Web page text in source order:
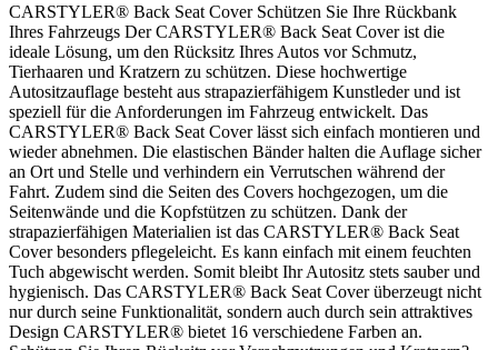
CARSTYLER® Back Seat Cover Schützen Sie Ihre Rückbank
Ihres Fahrzeugs Der CARSTYLER® Back Seat Cover ist die
ideale Lösung, um den Rücksitz Ihres Autos vor Schmutz,
Tierhaaren und Kratzern zu schützen. Diese hochwertige
Autositzauflage besteht aus strapazierfähigem Kunstleder und ist
speziell für die Anforderungen im Fahrzeug entwickelt. Das
CARSTYLER® Back Seat Cover lässt sich einfach montieren und
wieder abnehmen. Die elastischen Bänder halten die Auflage sicher
an Ort und Stelle und verhindern ein Verrutschen während der
Fahrt. Zudem sind die Seiten des Covers hochgezogen, um die
Seitenwände und die Kopfstützen zu schützen. Dank der
strapazierfähigen Materialien ist das CARSTYLER® Back Seat
Cover besonders pflegeleicht. Es kann einfach mit einem feuchten
Tuch abgewischt werden. Somit bleibt Ihr Autositz stets sauber und
hygienisch. Das CARSTYLER® Back Seat Cover überzeugt nicht
nur durch seine Funktionalität, sondern auch durch sein attraktives
Design CARSTYLER® bietet 16 verschiedene Farben an.